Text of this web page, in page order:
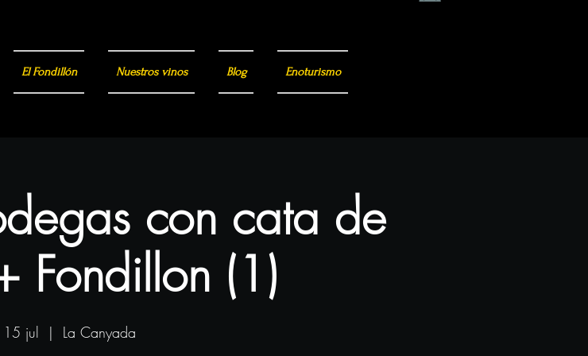
con cata de
Fondillon (1)
15 jul
  |
La Canyada
El Fondillón Nuestros vinos Blog Enoturismo